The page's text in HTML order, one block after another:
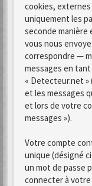
cookies,
uniquement les
seconde manière
vous nous
correspondre —
messages en
« Detecteur.net »
et les messages
et lors de votre
messages »).
Votre compte
unique (désigné
un mot de passe
connecter à